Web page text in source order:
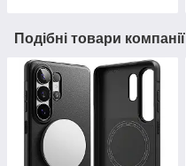
Подібні товари компанії